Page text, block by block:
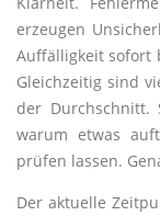
erzeugen
Auffälligkeit sofort
Gleichzeitig sind
der Durchschnitt.
warum etwas
prüfen lassen.
Der aktuelle